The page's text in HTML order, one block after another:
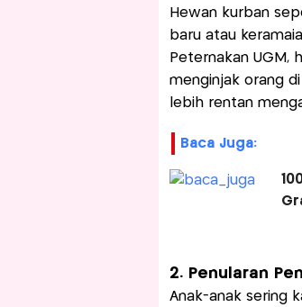
Hewan kurban
baru atau
Peternakan UGM,
menginjak orang
lebih rentan
Baca Juga:
2. Penularan
Anak-anak sering